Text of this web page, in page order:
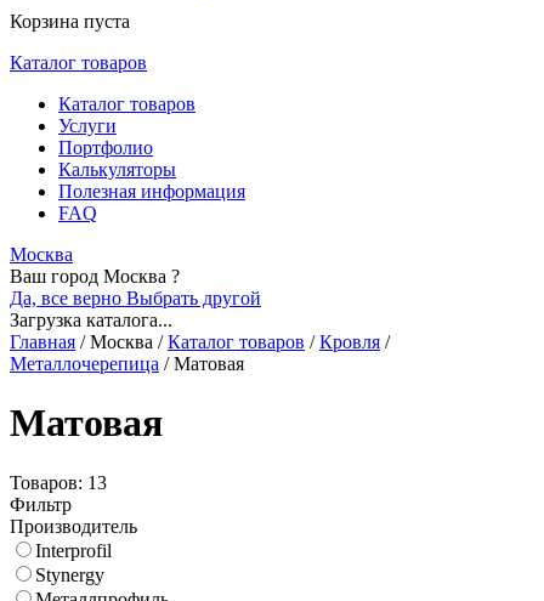
Корзина пуста
Каталог товаров
Каталог товаров
Услуги
Портфолио
Калькуляторы
Полезная информация
FAQ
Москва
Ваш город Москва ?
Да, все верно Выбрать другой
Загрузка каталога...
Главная /Москва / Каталог товаров / Кровля /
Металлочерепица /Матовая
Матовая
Товаров: 13
Фильтр
Производитель
Interprofil
Stynergy